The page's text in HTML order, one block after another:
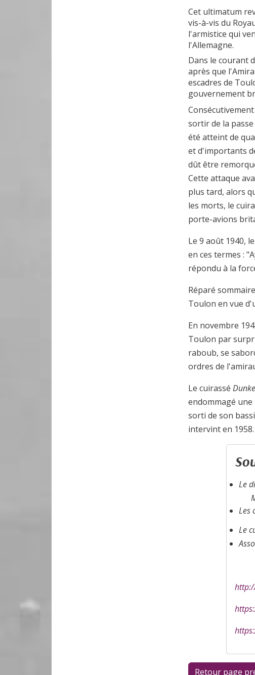
Cet ultimatum
vis-à-vis du
l'armistice qui
l'Allemagne.
Dans le courant
après que
escadres de
gouvernement
sortir de la
été atteint de
et d'importants
dût être
Cette attaque
plus tard, alors
les morts, le
porte-avions
Le 9 août 1940,
en ces termes :
répondu à la
Réparé
Toulon en vue
En novembre
Toulon par
raboub, se
ordres de
Le cuirassé
endommagé
sorti de son
intervint en 1958.
Le
Les
Le